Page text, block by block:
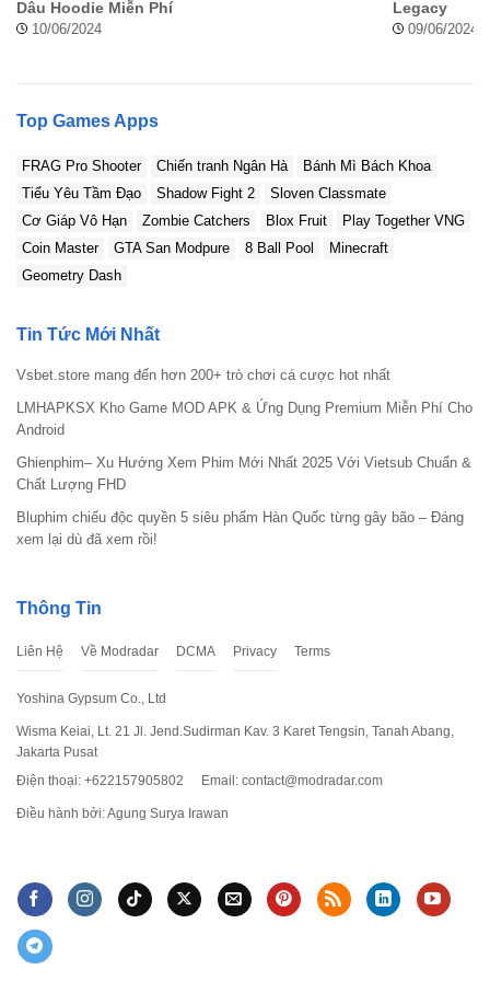
Làm thế nào để tải và cài đặt Wild Tamer Hack Full tiền
Wild Tamer Hack có an toàn không?
Wild Tamer Mod Apk có yêu cầu cấu hình cao không?
Hướng dẫn cài đặt Wild Tamer MOD
Việc cài đặt Wild Tamer Hack rất đơn giản, người
chơi chỉ cần thực hiện theo 2 bước dưới đây:
duyệt dùng để tải game (Chrome, Opera,…) >
Quyền > bật “Cho phép cài đặt ứng dụng từ nguồn
không xác định. Bước này bạn chỉ cần làm một lần
vào lần đầu tiên tải game, ứng dụng bằng file apk
thôi nhé.
Hướng dẫn cài đặt Wild Tamer Hack
Bước 2:Bây giờ, bạn chỉ cần nhấn vào file tải xuống
sẽ được tự động cài đặt lên thiết bị của bạn.
Dâu Hoodie Miễn Phí
10/06/2024
Legacy
09/06/2024
Top Games Apps
FRAG Pro Shooter Chiến tranh Ngân Hà
Bánh Mì Bách Khoa
Tiểu Yêu Tầm Đạo
Shadow Fight 2
Sloven Classmate
Cơ Giáp Vô Hạn
Zombie Catchers Blox Fruit
Play Together VNG
Coin Master
GTA San Modpure 8 Ball Pool
Minecraft
Geometry Dash
Tin Tức Mới Nhất
Vsbet.store mang đến hơn 200+ trò chơi cá cược hot nhất
LMHAPKSX Kho Game MOD APK & Ứng Dụng Premium Miễn Phí Cho
Android
Ghienphim– Xu Hướng Xem Phim Mới Nhất 2025 Với Vietsub Chuẩn &
Chất Lượng FHD
Bluphim chiếu độc quyền 5 siêu phẩm Hàn Quốc từng gây bão – Đáng
xem lại dù đã xem rồi!
Thông Tin
Liên Hệ Về Modradar DCMA Privacy Terms
Yoshina Gypsum Co., Ltd
Wisma Keiai, Lt. 21 Jl. Jend.Sudirman Kav. 3 Karet Tengsin, Tanah Abang,
Jakarta Pusat
Điện thoại: +622157905802
Email: contact@modradar.com
Điều hành bởi: Agung Surya Irawan